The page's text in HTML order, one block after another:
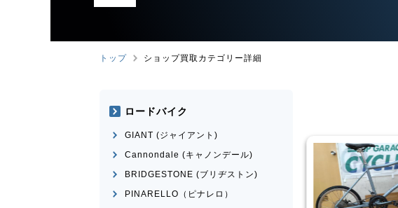
トップ ショップ買取カテゴリー詳細
ロードバイク
GIANT (ジャイアント)
Cannondale (キャノンデール)
BRIDGESTONE (ブリヂストン)
PINARELLO（ピナレロ）